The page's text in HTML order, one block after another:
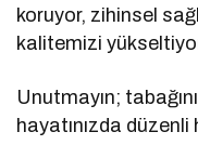
koruyor, zihinsel
kalitemizi
Unutmayın;
hayatınızda